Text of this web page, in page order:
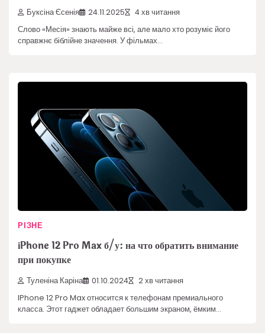
Буксіна Єсенія 24.11.2025 4 хв читання
Слово «Месія» знають майже всі, але мало хто розуміє його
справжнє біблійне значення. У фільмах…
РІЗНЕ
іPhone 12 Pro Max б/у: на что обратить внимание
при покупке
Туленіна Каріна 01.10.2024 2 хв читання
IPhone 12 Pro Max относится к телефонам премиального
класса. Этот гаджет обладает большим экраном, ёмким…